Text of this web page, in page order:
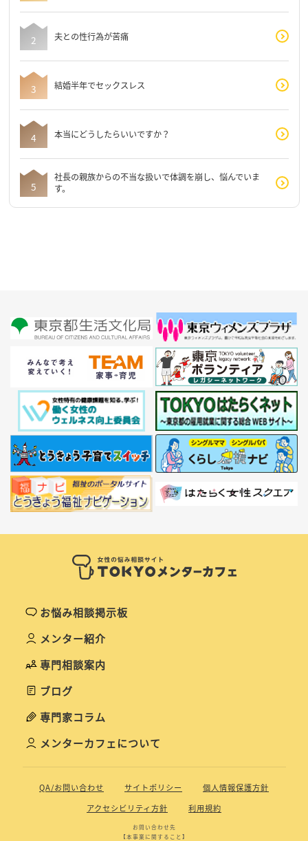
夫との性行為が苦痛
結婚半年でセックスレス
本当にどうしたらいいですか？
社長の親族からの不当な扱いで体調を崩し、悩んでいま
す。
お悩み相談掲示板
メンター紹介
専門相談案内
ブログ
専門家コラム
メンターカフェについて
QA/お問い合わせ サイトポリシー
個人情報保護方針
アクセシビリティ方針
利用規約
お問い合わせ先
【本事業に関すること】